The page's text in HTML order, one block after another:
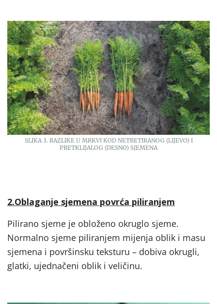
SLIKA 3. RAZLIKE U MRKVI KOD NETRETIRANOG (LIJEVO) I
PRETKLIJALOG (DESNO) SJEMENA
2.Oblaganje sjemena povrća piliranjem
Pilirano sjeme je obloženo okruglo sjeme.
Normalno sjeme piliranjem mijenja oblik i masu
sjemena i površinsku teksturu – dobiva okrugli,
glatki, ujednačeni oblik i veličinu.